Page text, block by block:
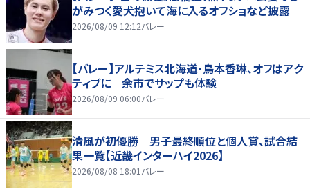
がみつく愛犬抱いて海に入るオフショなど披露
2026/08/09 12:12バレー
【バレー】アルテミス北海道・鳥本香琳、オフはアク
ティブに 余市でサップも体験
2026/08/09 06:00バレー
清風が初優勝 男子最終順位と個人賞、試合結
果一覧【近畿インターハイ2026】
2026/08/08 18:01 バレー